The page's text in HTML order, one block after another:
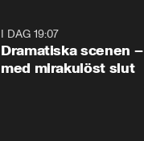
I DAG 19:07
Dramatiska scenen –
med mirakulöst slut